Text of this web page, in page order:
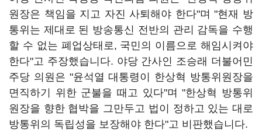
원장은 책임을 지고 자진 사퇴해야 한다"며 "현재 방
통위는 제대로 된 방송통신 전반의 관리 감독을 수행
할 수 없는 폐업상태로, 국민의 이름으로 해임시켜야
한다"고 주장했습니다. 야당 간사인 조승래 더불어민
주당 의원은 "윤석열 대통령이 한상혁 방통위원장을
면직하기 위한 군불을 때고 있다"며 "한상혁 방통위
원장을 향한 협박을 그만두고 법이 정하고 있는 대로
방통위의 독립성을 보장해야 한다"고 비판했습니다.